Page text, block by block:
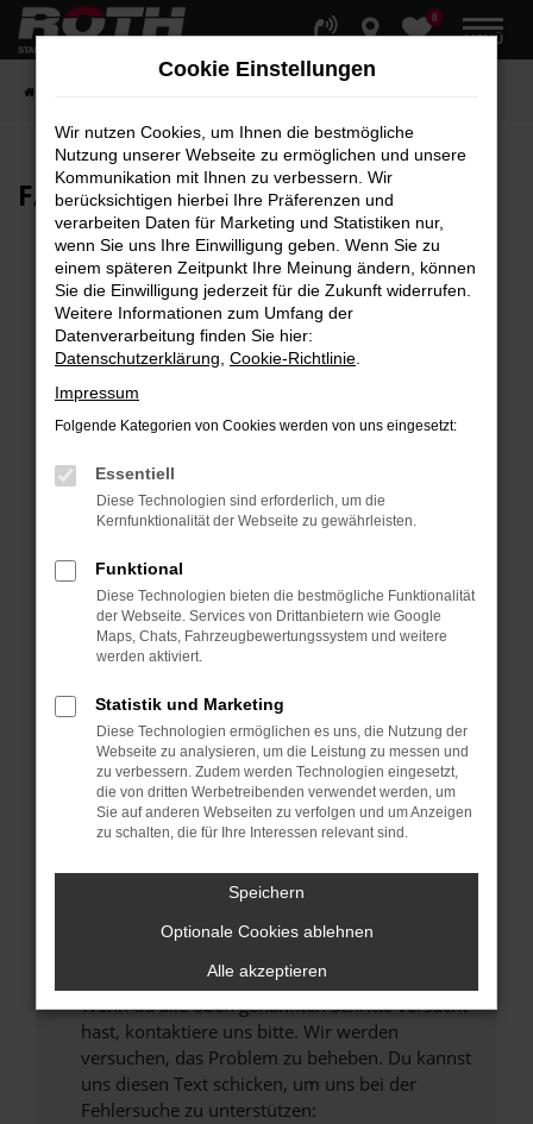
Zum
Hauptinhalt
0
MENÜ
FAHRZEUG-SHOWROOM
Fehler: Network Error
Beim Laden ist ein Fehler aufgetreten.
Hier sind ein paar Tipps, die dir helfen können:
Überprüfe deine Firewall und deine
Laden andere Webseiten, zum Beispiel deine
Suchmaschine?
Prüfe deine Browsererweiterungen.
Manche Erweiterungen, wie Werbeblocker,
können das Laden bestimmter Seiten
verhindern. Funktioniert die Seite in einem
anderen Browser oder in einem privaten
Fenster?
Starte dein Gerät neu.
Das kann manchmal helfen, vorübergehende
Probleme zu beheben.
Stelle sicher, dass dein Browser und dein
Betriebssystem auf dem neuesten Stand
sind.
Sicherheitsrisiko, sondern kann auch dazu
unterstützt werden.
Wende dich an den Webseitenbetreiber.
Wenn du alle oben genannten Schritte versucht
hast, kontaktiere uns bitte. Wir werden
versuchen, das Problem zu beheben. Du kannst
uns diesen Text schicken, um uns bei der
Fehlersuche zu unterstützen:
Cookie Einstellungen
Wir nutzen Cookies, um Ihnen die bestmögliche
Nutzung unserer Webseite zu ermöglichen und unsere
Kommunikation mit Ihnen zu verbessern. Wir
berücksichtigen hierbei Ihre Präferenzen und
verarbeiten Daten für Marketing und Statistiken nur,
wenn Sie uns Ihre Einwilligung geben. Wenn Sie zu
einem späteren Zeitpunkt Ihre Meinung ändern, können
Sie die Einwilligung jederzeit für die Zukunft widerrufen.
Weitere Informationen zum Umfang der
Datenverarbeitung finden Sie hier:
Datenschutzerklärung Cookie-Richtlinie
Impressum
Folgende Kategorien von Cookies werden von uns eingesetzt:
Essentiell
Diese Technologien sind erforderlich, um die
Kernfunktionalität der Webseite zu gewährleisten.
Funktional
Diese Technologien bieten die bestmögliche Funktionalität
der Webseite. Services von Drittanbietern wie Google
Maps, Chats, Fahrzeugbewertungssystem und weitere
werden aktiviert.
Statistik und Marketing
Diese Technologien ermöglichen es uns, die Nutzung der
Webseite zu analysieren, um die Leistung zu messen und
zu verbessern. Zudem werden Technologien eingesetzt,
die von dritten Werbetreibenden verwendet werden, um
Sie auf anderen Webseiten zu verfolgen und um Anzeigen
zu schalten, die für Ihre Interessen relevant sind.
Speichern
Optionale Cookies ablehnen
Alle akzeptieren